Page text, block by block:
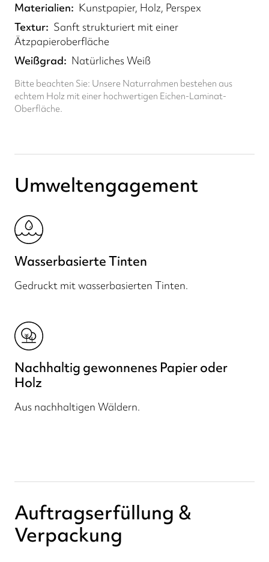
Materialien
Kunstpapier, Holz, Perspex
Textur
Sanft strukturiert mit einer
Ätzpapieroberfläche
Weißgrad
Natürliches Weiß
Bitte beachten Sie: Unsere Naturrahmen bestehen aus
echtem Holz mit einer hochwertigen Eichen-Laminat-
Oberfläche.
Umweltengagement
Wasserbasierte Tinten
Gedruckt mit wasserbasierten Tinten.
Nachhaltig gewonnenes Papier oder
Holz
Aus nachhaltigen Wäldern.
Auftragserfüllung &
Verpackung